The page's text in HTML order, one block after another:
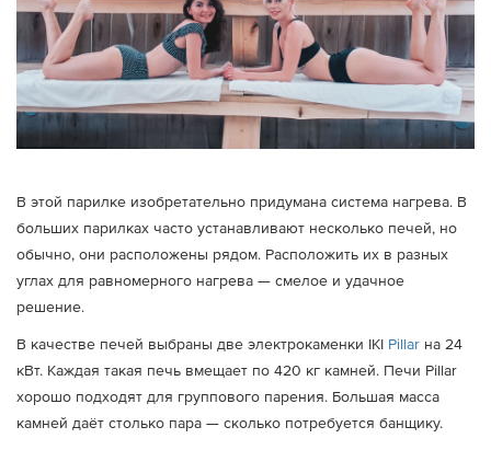
В этой парилке изобретательно придумана система нагрева. В
больших парилках часто устанавливают несколько печей, но
обычно, они расположены рядом. Расположить их в разных
углах для равномерного нагрева — смелое и удачное
решение.
В качестве печей выбраны две электрокаменки IKI Pillar на 24
кВт. Каждая такая печь вмещает по 420 кг камней. Печи Pillar
хорошо подходят для группового парения. Большая масса
камней даёт столько пара — сколько потребуется банщику.